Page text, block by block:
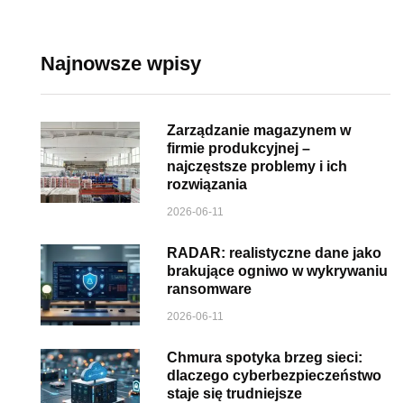
Najnowsze wpisy
Zarządzanie magazynem w
firmie produkcyjnej –
najczęstsze problemy i ich
rozwiązania
2026-06-11
RADAR: realistyczne dane jako
brakujące ogniwo w wykrywaniu
ransomware
2026-06-11
Chmura spotyka brzeg sieci:
dlaczego cyberbezpieczeństwo
staje się trudniejsze